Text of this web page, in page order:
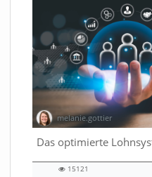
melanie.gottier
06:10 duration
15121